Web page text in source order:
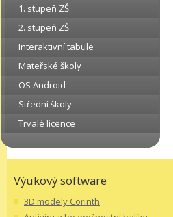
1. stupeň ZŠ
2. stupeň ZŠ
Interaktivní tabule
Mateřské školy
OS Android
Střední školy
Trvalé licence
Výukový software
3D modely Corinth